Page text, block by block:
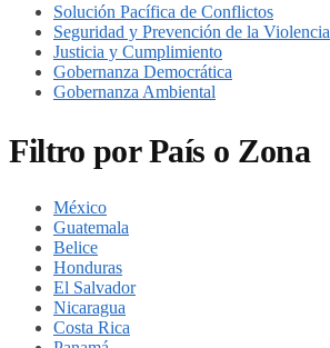
Solución Pacífica de Conflictos
Seguridad y Prevención de la Violencia
Justicia y Cumplimiento
Gobernanza Democrática
Gobernanza Ambiental
Filtro por País o Zona
México
Guatemala
Belice
Honduras
El Salvador
Nicaragua
Costa Rica